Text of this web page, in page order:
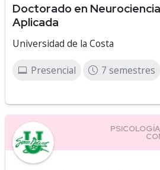
Doctorado en
Aplicada
Universidad de la Costa
Presencial 7 semestres